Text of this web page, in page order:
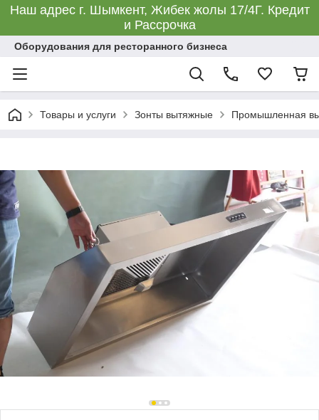
Наш адрес г. Шымкент, Жибек жолы 17/4Г. Кредит
и Рассрочка
Оборудования для ресторанного бизнеса
Товары и услуги Зонты вытяжные Промышленная